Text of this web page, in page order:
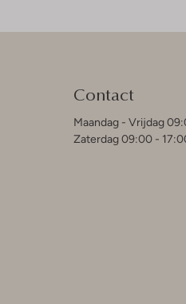
Contact
Maandag - Vrijdag
Zaterdag 09:00 -